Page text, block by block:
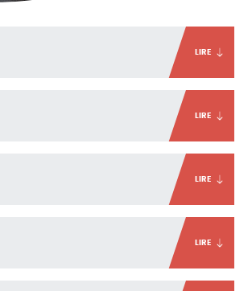
LIRE
LIRE
LIRE
LIRE